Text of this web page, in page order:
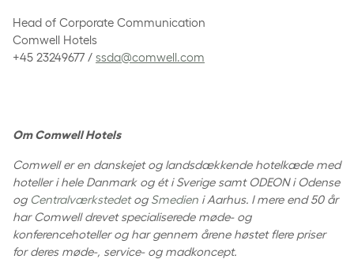
Head of Corporate Communication
Comwell Hotels
+45 23249677 / ssda@comwell.com
Om Comwell Hotels
Comwell er en danskejet og landsdækkende hotelkæde med
hoteller i hele Danmark og ét i Sverige samt ODEON i Odense
og Centralværkstedetog Smedien i Aarhus. I mere end 50 år
har Comwell drevet specialiserede møde- og
konferencehoteller og har gennem årene høstet flere priser
for deres møde-, service- og madkoncept.